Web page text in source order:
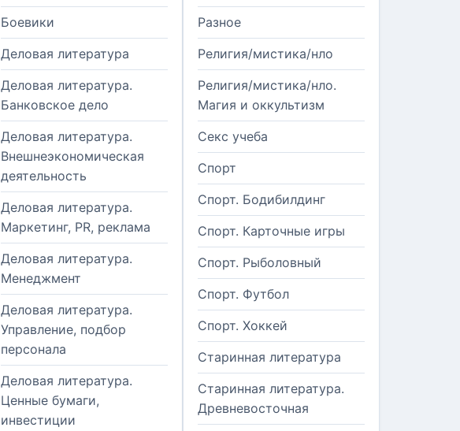
Боевики
Деловая литература
Деловая литература.
Банковское дело
Деловая литература.
Внешнеэкономическая
деятельность
Деловая литература.
Маркетинг, PR, реклама
Деловая литература.
Менеджмент
Деловая литература.
Управление, подбор
персонала
Деловая литература.
Ценные бумаги,
инвестиции
Разное
Религия/мистика/нло
Религия/мистика/нло.
Магия и оккультизм
Секс учеба
Спорт
Спорт. Бодибилдинг
Спорт. Карточные игры
Спорт. Рыболовный
Спорт. Футбол
Спорт. Хоккей
Старинная литература
Старинная литература.
Древневосточная